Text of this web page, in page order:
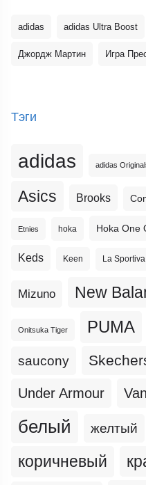
adidas adidas Ultra Boost
Джордж Мартин Игра
Тэги
adidas adidas
Asics Brooks
Etnies hoka Hoka One
Keds Keen La Sportiva
Mizuno New
Onitsuka Tiger PUMA
saucony
Under Armour
белый желтый
коричневый